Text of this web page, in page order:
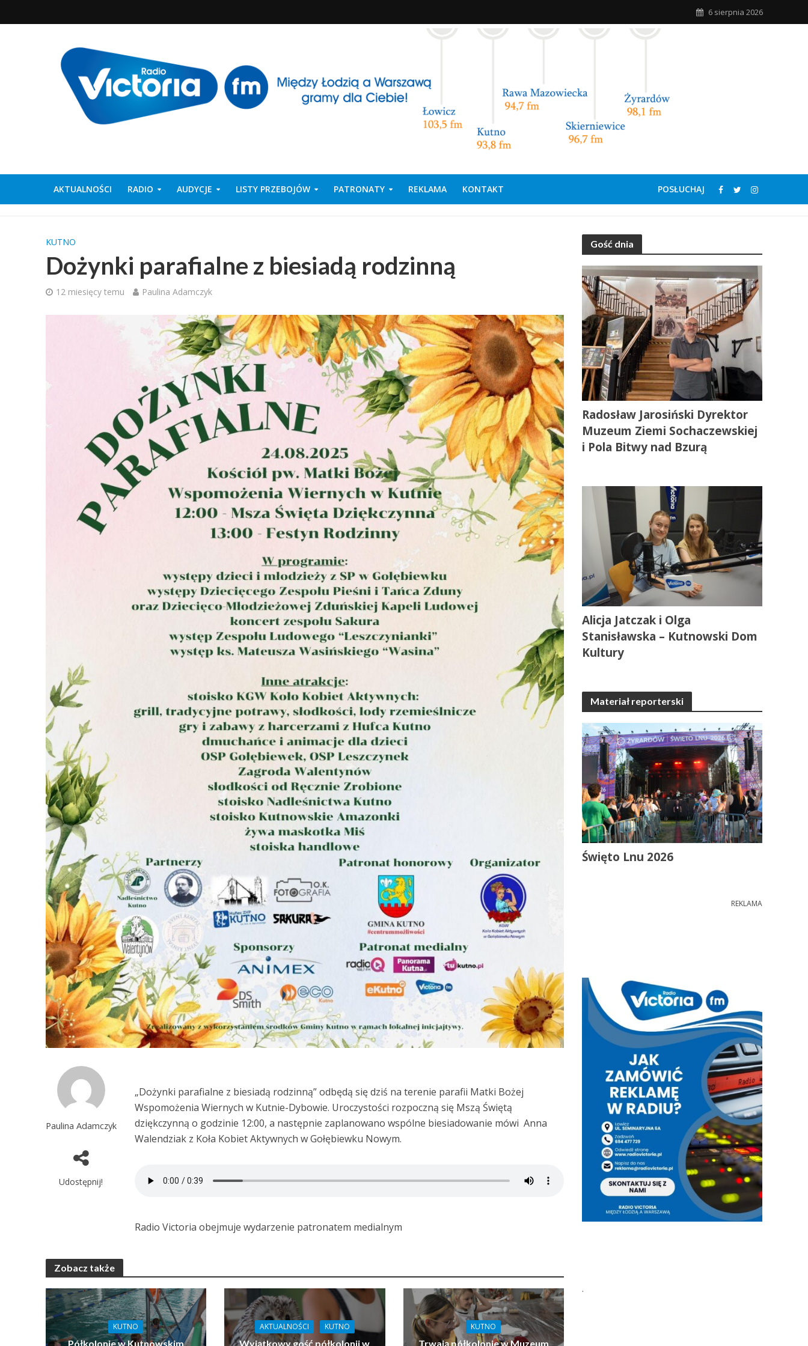
6 sierpnia 2026
AKTUALNOŚCI RADIO AUDYCJE LISTY PRZEBOJÓW PATRONATY REKLAMA KONTAKT POSŁUCHAJ
KUTNO
Dożynki parafialne z biesiadą rodzinną
12 miesięcy temu Paulina Adamczyk
Paulina Adamczyk
Udostępnij!
„Dożynki parafialne z biesiadą rodzinną” odbędą się dziś na terenie parafii Matki Bożej
Wspomożenia Wiernych w Kutnie-Dybowie. Uroczystości rozpoczną się Mszą Świętą
dziękczynną o godzinie 12:00, a następnie zaplanowano wspólne biesiadowanie mówi Anna
Walendziak z Koła Kobiet Aktywnych w Gołębiewku Nowym.
Radio Victoria obejmuje wydarzenie patronatem medialnym
Zobacz także
KUTNO
Półkolonie w Kutnowskim
AKTUALNOŚCI KUTNO
Wyjątkowy gość półkolonii w
KUTNO
Trwają półkolonie w Muzeum
Gość dnia
Radosław Jarosiński Dyrektor
Muzeum Ziemi Sochaczewskiej
i Pola Bitwy nad Bzurą
Alicja Jatczak i Olga
Stanisławska – Kutnowski Dom
Kultury
Materiał reporterski
Święto Lnu 2026
REKLAMA
.